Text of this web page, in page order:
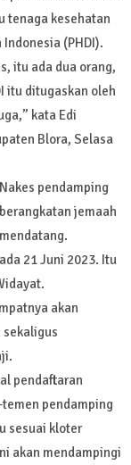
tenaga kesehatan
(PHDI).
itu ada dua orang,
itu ditugaskan oleh
kata Edi
Blora, Selasa
pendamping
jemaah
21 Juni 2023. Itu
akan
sekaligus
pendaftaran
pendamping
sesuai kloter
akan mendampingi